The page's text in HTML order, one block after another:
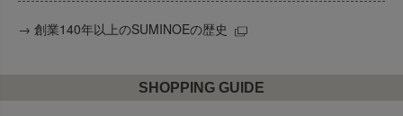
→ 創業140年以上のSUMINOEの歴史
SHOPPING GUIDE